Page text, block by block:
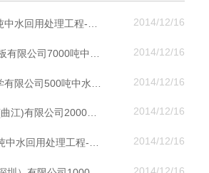
2014/12/16
2014/12/16
2014/12/16
至卓飞高线路板(曲江)有限公司2000吨中水回用处理工程-华尔信环保 2014/12/16
2014/12/16